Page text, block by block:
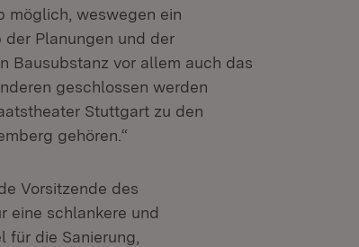
möglich, weswegen ein
Planungen und der
Bausubstanz vor allem auch das
geschlossen werden
Stuttgart zu den
gehören.“
Vorsitzende des
eine schlankere und
die Sanierung,